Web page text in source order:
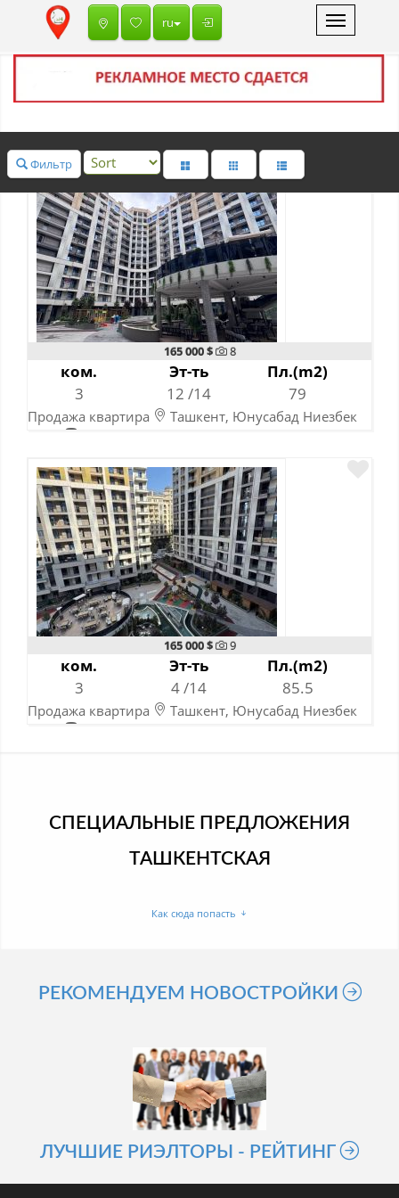
Toggle
navigation
ru
Фильтр
165 000 $ 8
ком.
3
Эт-ть
12 /14
Пл.(m2)
79
Продажа квартира
Ташкент, Юнусабад Ниезбек
07-08-2026
165 000 $ 9
ком.
3
Эт-ть
4 /14
Пл.(m2)
85.5
Продажа квартира
Ташкент, Юнусабад Ниезбек
СПЕЦИАЛЬНЫЕ ПРЕДЛОЖЕНИЯ
ТАШКЕНТСКАЯ
Как сюда попасть
РЕКОМЕНДУЕМ НОВОСТРОЙКИ
ЛУЧШИЕ РИЭЛТОРЫ - РЕЙТИНГ